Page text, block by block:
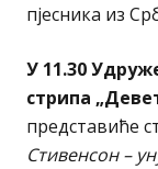
пјесника из
У 11.30
стрипа
представиће
Стивенсон –